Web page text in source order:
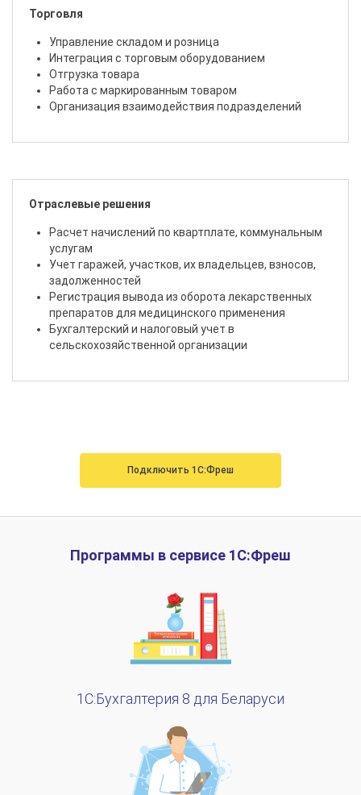
Торговля
Управление складом и розница
Интеграция с торговым оборудованием
Отгрузка товара
Работа с маркированным товаром
Организация взаимодействия подразделений
Отраслевые решения
Расчет начислений по квартплате, коммунальным
услугам
Учет гаражей, участков, их владельцев, взносов,
задолженностей
Регистрация вывода из оборота лекарственных
препаратов для медицинского применения
Бухгалтерский и налоговый учет в
сельскохозяйственной организации
Подключить 1С:Фреш
Программы в сервисе 1С:Фреш
1C:Бухгалтерия 8 для Беларуси